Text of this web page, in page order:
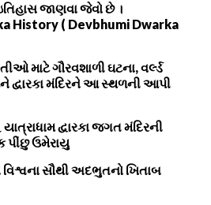
ઇતિહાસ જાણવા જેવો છે ।
History ( Devbhumi Dwarka
માટે ગૌરવશાળી ઘટના, વર્લ્ડ
દ્વારકા મંદિરને આ સ્થળની આપી
દ્વારકા જગત મંદિરની
ઉમેરાયુ
વિશ્વના સૌથી અદભુતનો ખિતાબ